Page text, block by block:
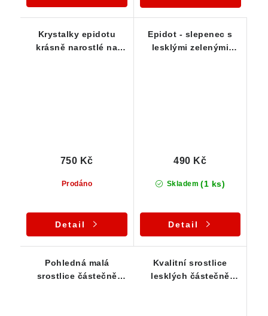
Krystalky epidotu
krásně narostlé na
Prodáno
750 Kč
Detail
Epidot - slepenec s
lesklými zelenými
Skladem (1 ks)
490 Kč
Detail
Pohledná malá
srostlice částečně
Kvalitní srostlice
lesklých částečně